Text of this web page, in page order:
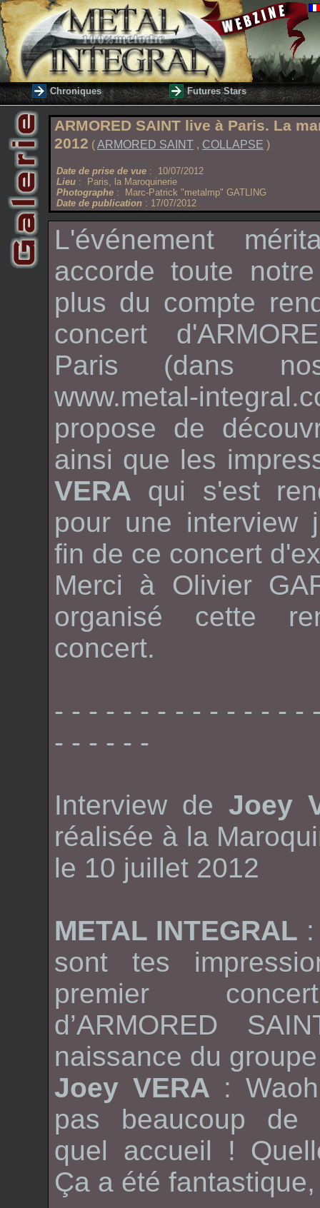
Chroniques Futures Stars
ARMORED SAINT live à Paris. La
2012 (ARMORED SAINT , COLLAPSE )
Date de prise de vue : 10/07/2012
Lieu : Paris, la Maroquinerie
Photographe : Marc-Patrick "metalmp" GATLING
Date de publication : 17/07/2012
L'événement
accorde toute
plus du compte
concert d'
Paris (dans
www.metal-
propose de
ainsi que les
VERA qui s'est
pour une interview
fin de ce concert
Merci à Olivier
organisé cette
concert.
- - - - - - - - - - - - - - -
- - - - - -
Interview de Joey
réalisée à la
le 10 juillet 2012
METAL INTEGRAL
sont tes
premier
d’ARMORED
naissance du
Joey VERA :
pas beaucoup de
quel accueil !
Ça a été